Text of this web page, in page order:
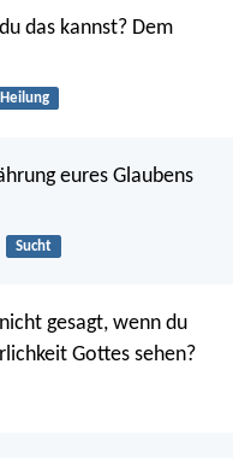
das kannst? Dem
Heilung
eures Glaubens
Sucht
gesagt, wenn du
Gottes sehen?